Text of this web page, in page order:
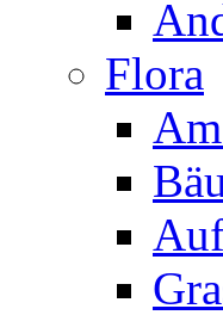
Flora